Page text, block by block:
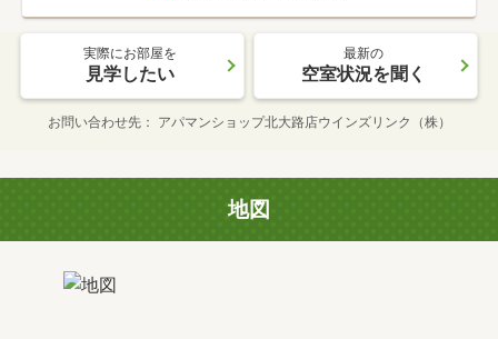
実際にお部屋を
見学したい
最新の
空室状況を聞く
お問い合わせ先 アパマンショップ北大路店ウインズリンク（株）
地図